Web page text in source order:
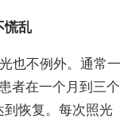
慌乱
也不例外。通常一
者在一个月到三个
到恢复。每次照光